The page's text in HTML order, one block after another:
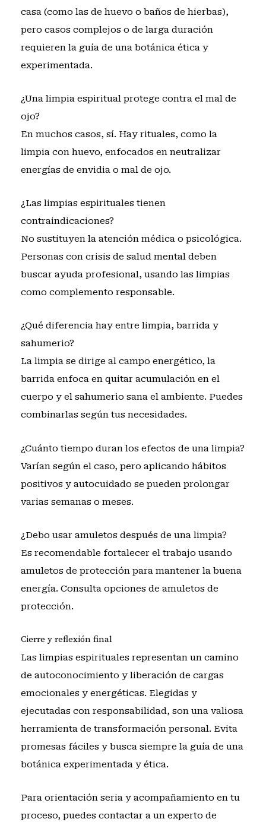
casa (como las de huevo o baños de hierbas),
pero casos complejos o de larga duración
requieren la guía de una botánica ética y
experimentada.
¿Una limpia espiritual protege contra el mal de
ojo?
En muchos casos, sí. Hay rituales, como la
limpia con huevo, enfocados en neutralizar
energías de envidia o mal de ojo.
¿Las limpias espirituales tienen
contraindicaciones?
No sustituyen la atención médica o psicológica.
Personas con crisis de salud mental deben
buscar ayuda profesional, usando las limpias
como complemento responsable.
¿Qué diferencia hay entre limpia, barrida y
sahumerio?
La limpia se dirige al campo energético, la
barrida enfoca en quitar acumulación en el
cuerpo y el sahumerio sana el ambiente. Puedes
combinarlas según tus necesidades.
¿Cuánto tiempo duran los efectos de una limpia?
Varían según el caso, pero aplicando hábitos
positivos y autocuidado se pueden prolongar
varias semanas o meses.
¿Debo usar amuletos después de una limpia?
Es recomendable fortalecer el trabajo usando
amuletos de protección para mantener la buena
energía. Consulta opciones de amuletos de
protección.
Cierre y reflexión final
Las limpias espirituales representan un camino
de autoconocimiento y liberación de cargas
emocionales y energéticas. Elegidas y
ejecutadas con responsabilidad, son una valiosa
herramienta de transformación personal. Evita
promesas fáciles y busca siempre la guía de una
botánica experimentada y ética.
Para orientación seria y acompañamiento en tu
proceso, puedes contactar a un experto de